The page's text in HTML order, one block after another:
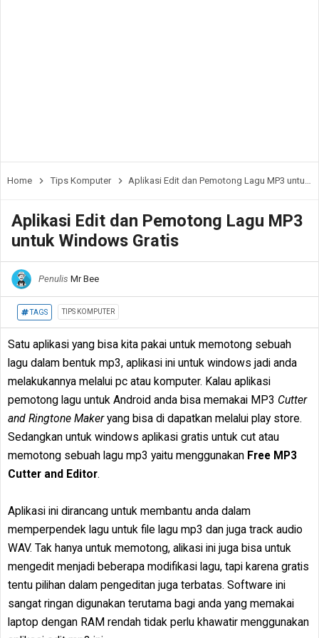
Home Tips Komputer Aplikasi Edit dan Pemotong Lagu MP3 untuk Windows Gratis
Aplikasi Edit dan Pemotong Lagu MP3
untuk Windows Gratis
Penulis Mr Bee
TAGS TIPS KOMPUTER
Satu aplikasi yang bisa kita pakai untuk memotong sebuah
lagu dalam bentuk mp3, aplikasi ini untuk windows jadi anda
melakukannya melalui pc atau komputer. Kalau aplikasi
pemotong lagu untuk Android anda bisa memakai MP3 Cutter
and Ringtone Makeryang bisa di dapatkan melalui play store.
Sedangkan untuk windows aplikasi gratis untuk cut atau
memotong sebuah lagu mp3 yaitu menggunakan Free MP3
Cutter and Editor.
Aplikasi ini dirancang untuk membantu anda dalam
memperpendek lagu untuk file lagu mp3 dan juga track audio
WAV. Tak hanya untuk memotong, alikasi ini juga bisa untuk
mengedit menjadi beberapa modifikasi lagu, tapi karena gratis
tentu pilihan dalam pengeditan juga terbatas. Software ini
sangat ringan digunakan terutama bagi anda yang memakai
laptop dengan RAM rendah tidak perlu khawatir menggunakan